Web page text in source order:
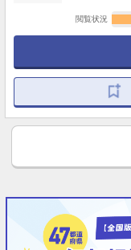
閲覧状況